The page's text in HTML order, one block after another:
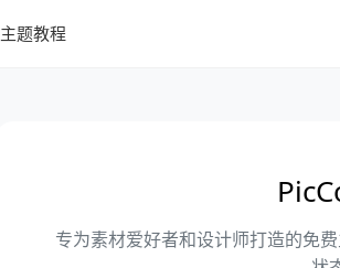
主题教程
专为素材爱好者和设计师打造的免